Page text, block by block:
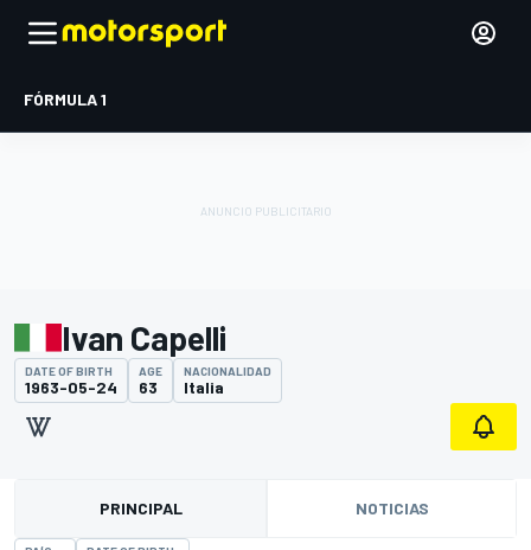
FÓRMULA 1
Ivan Capelli
DATE OF BIRTH
1963-05-24
AGE
63
NACIONALIDAD
Italia
PRINCIPAL NOTICIAS